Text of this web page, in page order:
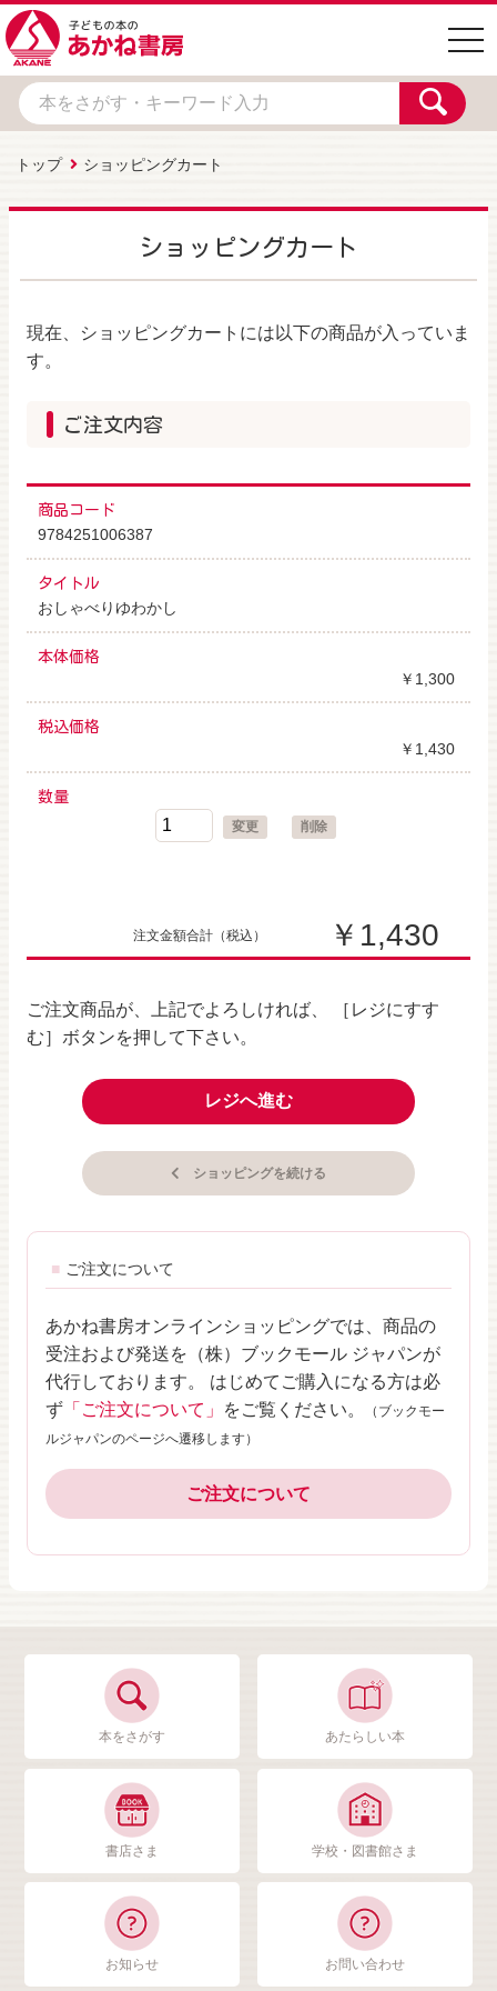
トップ ショッピングカート
ショッピングカート
現在、ショッピングカートには以下の商品が入っていま
す。
ご注文内容
商品コード
9784251006387
タイトル
おしゃべりゆわかし
本体価格
￥1,300
税込価格
￥1,430
数量
変更
削除
注文金額合計 （税込） ￥1,430
ご注文商品が、上記でよろしければ、 ［レジにすす
む］ボタンを押して下さい。
ショッピングを続ける
レジへ進む
ご注文について
あかね書房オンラインショッピングでは、商品の
受注および発送を（株）ブックモール ジャパンが
代行しております。 はじめてご購入になる方は必
ず 「ご注文について」 をご覧ください。
（ブックモー
ルジャパンのページへ遷移します）
ご注文について
本をさがす あたらしい本
書店さま 学校・図書館さま
お知らせ お問い合わせ